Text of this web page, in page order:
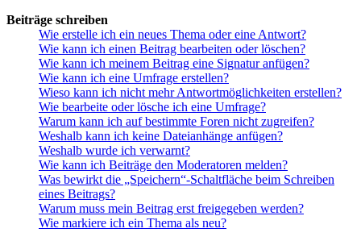
Beiträge schreiben
Wie erstelle ich ein neues Thema oder eine Antwort?
Wie kann ich einen Beitrag bearbeiten oder löschen?
Wie kann ich meinem Beitrag eine Signatur anfügen?
Wie kann ich eine Umfrage erstellen?
Wieso kann ich nicht mehr Antwortmöglichkeiten erstellen?
Wie bearbeite oder lösche ich eine Umfrage?
Warum kann ich auf bestimmte Foren nicht zugreifen?
Weshalb kann ich keine Dateianhänge anfügen?
Weshalb wurde ich verwarnt?
Wie kann ich Beiträge den Moderatoren melden?
Was bewirkt die „Speichern“-Schaltfläche beim Schreiben
eines Beitrags?
Warum muss mein Beitrag erst freigegeben werden?
Wie markiere ich ein Thema als neu?